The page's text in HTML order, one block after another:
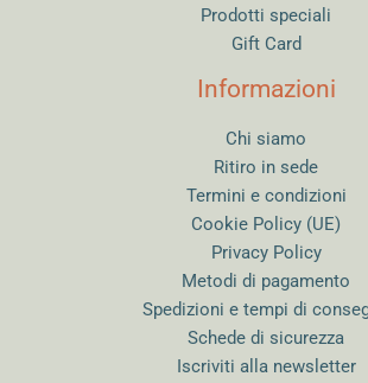
Prodotti speciali
Gift Card
Informazioni
Chi siamo
Ritiro in sede
Termini e condizioni
Cookie Policy (UE)
Privacy Policy
Metodi di pagamento
Spedizioni e tempi di
Schede di sicurezza
Iscriviti alla newsletter